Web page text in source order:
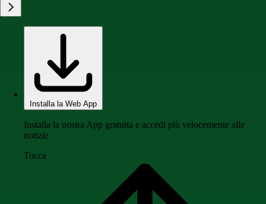
Installa la Web App
Installa la nostra App gratuita e accedi più velocemente alle
notizie
Tocca